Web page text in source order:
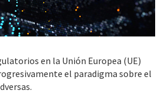
en la Unión Europea (UE)
el paradigma sobre el